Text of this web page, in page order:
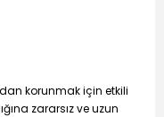
korunmak için etkili
zararsız ve uzun